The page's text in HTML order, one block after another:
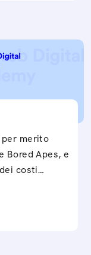
merito
Bored Apes, e
costi…